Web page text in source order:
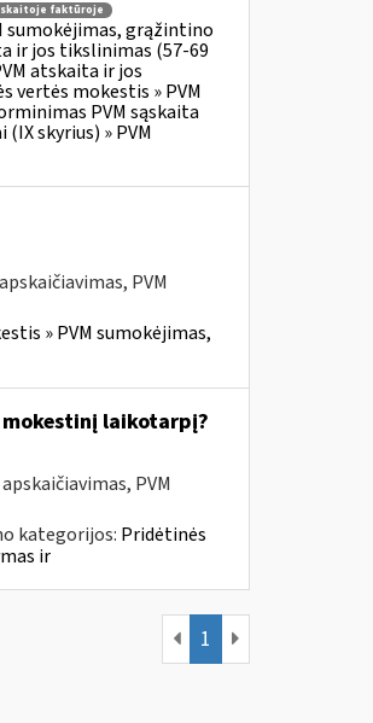
faktūroje
sumokėjimas, grąžintino
ir jos tikslinimas (57-69
atskaita ir jos
vertės mokestis » PVM
PVM sąskaita
skyrius) » PVM
PVM
» PVM sumokėjimas,
laikotarpį?
PVM
kategorijos: Pridėtinės
ir
1